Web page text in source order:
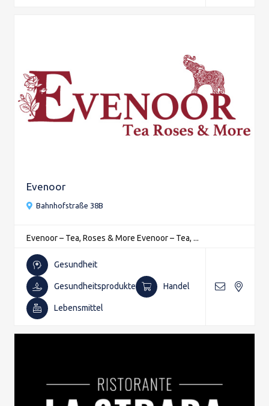
Evenoor
Bahnhofstraße 38B
Evenoor – Tea, Roses & More Evenoor – Tea, ...
Gesundheit
Gesundheitsprodukte Handel
Lebensmittel